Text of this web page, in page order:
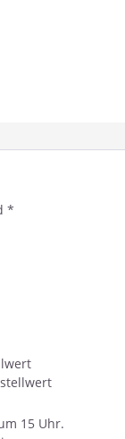
*
15 Uhr.